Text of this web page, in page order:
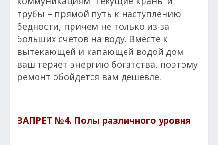
трубы – прямой путь к наступлению
бедности, причем не только из-за
больших счетов на воду. Вместе к
вытекающей и капающей водой дом
ваш теряет энергию богатства, поэтому
ремонт обойдется вам дешевле.
ЗАПРЕТ №4. Полы различного уровня